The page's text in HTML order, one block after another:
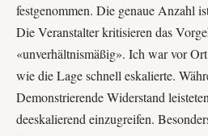
festgenommen. Die genaue Anzahl
DieVeranstalterkritisieren das
«unverhältnismäßig». Ich war vor
wie die Lage schnell eskalierte.
Demonstrierende Widerstand
deeskalierend einzugreifen.